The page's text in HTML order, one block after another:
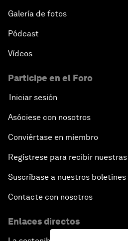
Galería de fotos
Pódcast
Vídeos
Participe en el Foro
Iniciar sesión
Asóciese con nosotros
Conviértase en miembro
Regístrese para recibir
Suscríbase a nuestros boletines
Contacte con nosotros
Enlaces directos